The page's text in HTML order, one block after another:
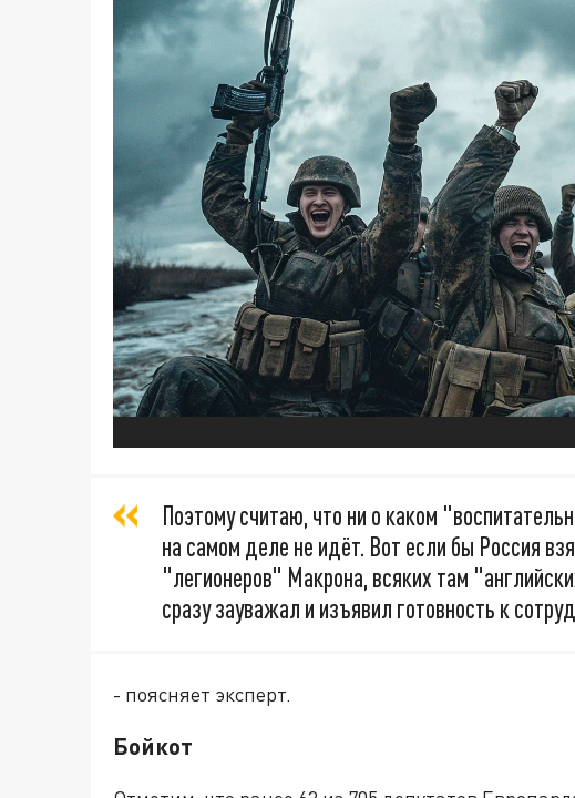
Поэтому считаю, что ни о каком
на самом деле не идёт. Вот если бы Россия
"легионеров" Макрона, всяких там
сразу зауважал и изъявил готовность к
- поясняет эксперт.
Бойкот